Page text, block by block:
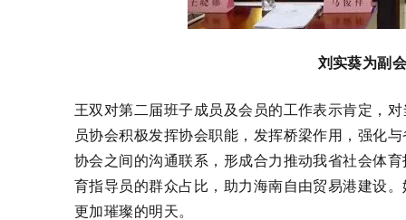
刘实葵为副
王双对第二届班子成员及会员的工作表示肯定，
员协会积极发挥协会职能，发挥桥梁作用，强化
协会之间的沟通联系，形成合力推动我省社会体
育指导员的群众占比，助力海南自由贸易港建设
更加璀璨的明天。